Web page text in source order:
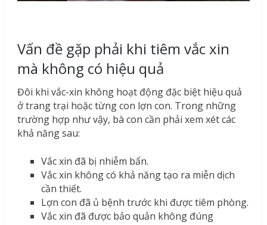
Vấn đề gặp phải khi tiêm vắc xin
mà không có hiệu quả
Đôi khi vắc-xin không hoạt động đặc biệt hiệu quả
ở trang trại hoặc từng con lợn con. Trong những
trường hợp như vậy, bà con cần phải xem xét các
khả năng sau:
Vắc xin đã bị nhiễm bẩn.
Vắc xin không có khả năng tạo ra miễn dịch
cần thiết.
Lợn con đã ủ bệnh trước khi được tiêm phòng.
Vắc xin đã được bảo quản không đúng